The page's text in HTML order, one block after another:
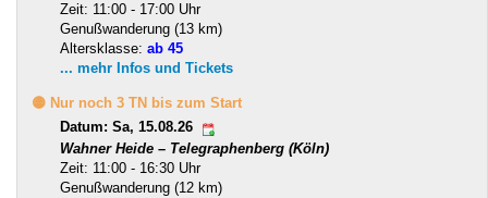
Zeit: 11:00 - 17:00 Uhr
Genußwanderung (13 km)
Altersklasse: ab 45
... mehr Infos und Tickets
🟡 Nur noch 3 TN bis zum Start
Datum: Sa, 15.08.26
Wahner Heide – Telegraphenberg (Köln)
Zeit: 11:00 - 16:30 Uhr
Genußwanderung (12 km)